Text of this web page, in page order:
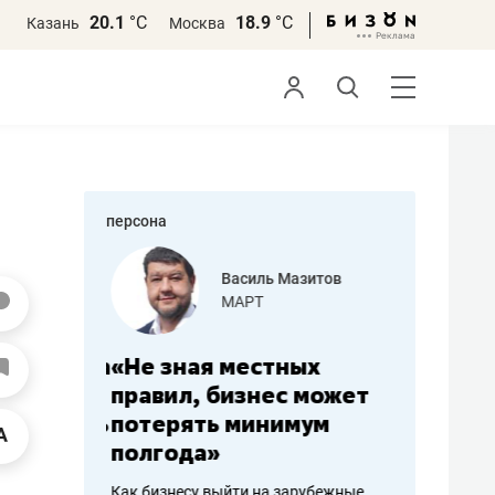
Казань 20.1 °С Москва 18.9 °С
персона
работа
Василь Мазитов
МАРТ
«Не зная местных
правил, бизнес может
потерять минимум
полгода»